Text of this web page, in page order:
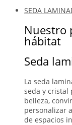
SEDA
Nuestro
hábitat
Seda
La seda
seda y cristal
belleza,
personalizar
de espacios